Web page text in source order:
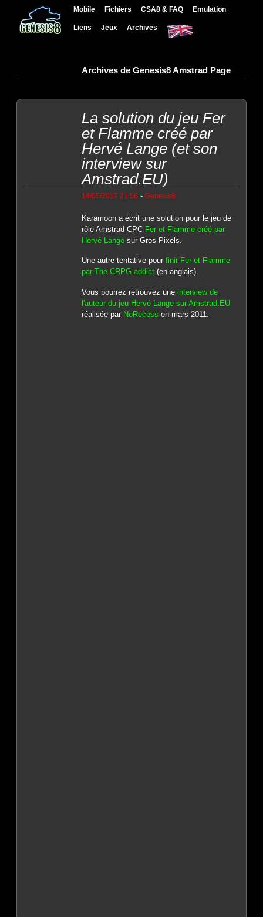
Mobile Fichiers CSA8 & FAQ Emulation
Liens Jeux Archives
Archives de Genesis8 Amstrad Page
La solution du jeu Fer
et Flamme créé par
Hervé Lange (et son
interview sur
Amstrad.EU)
14/05/2017 21:56 - Genesis8
Karamoon a écrit une solution pour le jeu de
rôle Amstrad CPC Fer et Flamme créé par
Hervé Langesur Gros Pixels.
Une autre tentative pour finir Fer et Flamme
par The CRPG addict(en anglais).
Vous pourrez retrouvez une interview de
l'auteur du jeu Hervé Lange sur Amstrad.EU
réalisée par NoRecess en mars 2011.